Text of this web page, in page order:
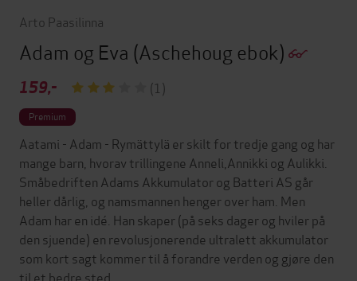
Arto Paasilinna
Adam og Eva (Aschehoug ebok)
159,- (1)
Premium
Aatami - Adam - Rymättylä er skilt for tredje gang og har
mange barn, hvorav trillingene Anneli,Annikki og Aulikki.
Småbedriften Adams Akkumulator og Batteri AS går
heller dårlig, og namsmannen henger over ham. Men
Adam har en idé. Han skaper (på seks dager og hviler på
den sjuende) en revolusjonerende ultralett akkumulator
som kort sagt kommer til å forandre verden og gjøre den
til et bedre sted…